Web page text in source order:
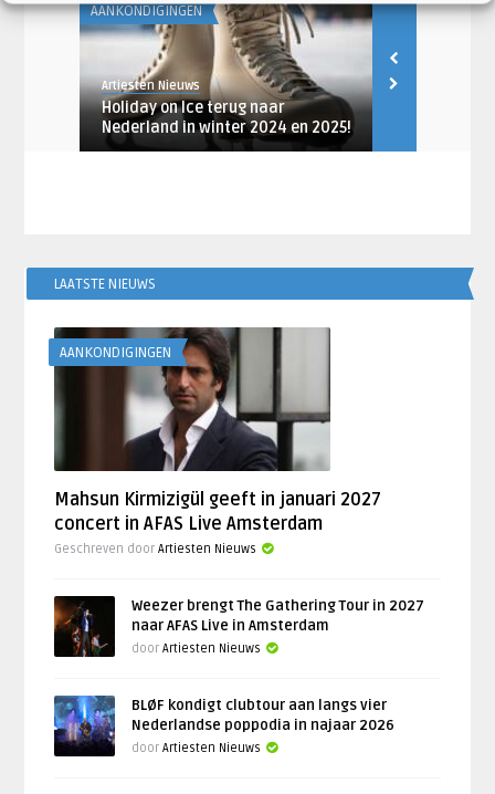
AANKONDIGINGEN
Artiesten Nieuws
Holiday on Ice terug naar
Nederland in winter 2024 en 2025!
LAATSTE NIEUWS
AANKONDIGINGEN
Mahsun Kirmizigül geeft in januari 2027
concert in AFAS Live Amsterdam
Geschreven doorArtiesten Nieuws
Weezer brengt The Gathering Tour in 2027
naar AFAS Live in Amsterdam
doorArtiesten Nieuws
BLØF kondigt clubtour aan langs vier
Nederlandse poppodia in najaar 2026
doorArtiesten Nieuws